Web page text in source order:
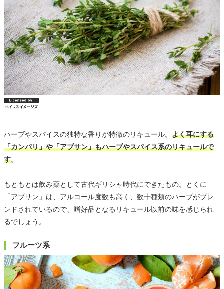
ハーブやスパイスの独特な香りが特徴のリキュール。 よく耳にする
「カンパリ」や「アブサン」もハーブやスパイス系のリキュールで
す。
もともとは飲み薬として古代ギリシャ時代にできたもの。とくに
「アブサン」は、アルコール度数も高く、数十種類のハーブがブレ
ンドされているので、嗜好品となるリキュール以前の味を感じられ
るでしょう。
フルーツ系